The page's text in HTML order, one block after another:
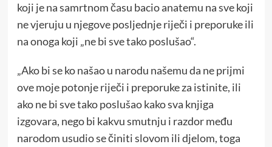
koji je na samrtnom času bacio anatemu na sve koji
ne vjeruju u njegove posljednje riječi i preporuke ili
na onoga koji „ne bi sve tako poslušao“.
„Ako bi se ko našao u narodu našemu da ne prijmi
ove moje potonje riječi i preporuke za istinite, ili
ako ne bi sve tako poslušao kako sva knjiga
izgovara, nego bi kakvu smutnju i razdor među
narodom usudio se činiti slovom ili djelom, toga